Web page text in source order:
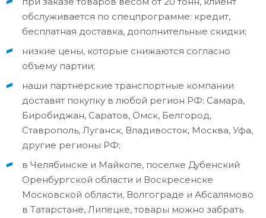
обслуживается по спецпрограмме: кредит,
бесплатная доставка, дополнительные скидки;
низкие цены, которые снижаются согласно
объему партии;
наши партнерские транспортные компании
доставят покупку в любой регион РФ: Самара,
Биробиджан, Саратов, Омск, Белгород,
Ставрополь, Луганск, Владивосток, Москва, Уфа,
другие регионы РФ;
в Челябинске и Майкопе, поселке Дубенский
Оренбургской области и Воскресенске
Московской области, Волгограде и Абсалямово
в Татарстане, Липецке, товары можно забрать